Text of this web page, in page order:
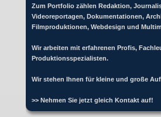
Zum Portfolio zählen Redaktion,
Videoreportagen, Dokumentationen,
Filmproduktionen, Webdesign und
Wir arbeiten mit erfahrenen Profis,
Produktionsspezialisten.
Wir stehen Ihnen für kleine und große
>> Nehmen Sie jetzt gleich Kontakt auf!